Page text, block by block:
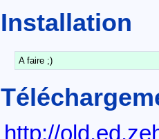
Installation
A faire ;)
http://